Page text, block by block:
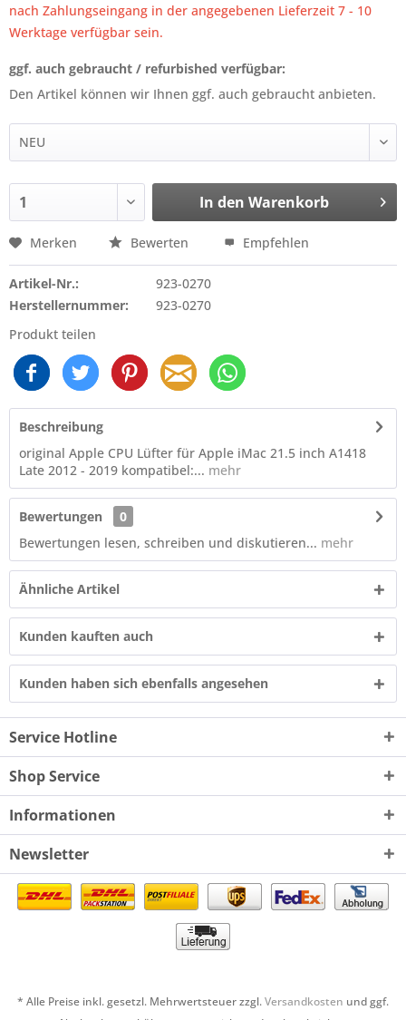
nach Zahlungseingang in der angegebenen Lieferzeit 7 - 10
Werktage verfügbar sein.
ggf. auch gebraucht / refurbished verfügbar:
Den Artikel können wir Ihnen ggf. auch gebraucht anbieten.
In den Warenkorb
Merken Bewerten Empfehlen
Artikel-Nr.:
923-0270
Herstellernummer:
923-0270
Produkt teilen
Beschreibung
original Apple CPU Lüfter für Apple iMac 21.5 inch A1418
Late 2012 - 2019 kompatibel:... mehr
Bewertungen
0
Bewertungen lesen, schreiben und diskutieren... mehr
Ähnliche Artikel
Kunden kauften auch
Kunden haben sich ebenfalls angesehen
Service Hotline
Shop Service
Informationen
Newsletter
* Alle Preise inkl. gesetzl. Mehrwertsteuer zzgl.Versandkosten und ggf.